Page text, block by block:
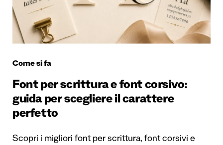
Come si fa
Font per scrittura e font corsivo:
guida per scegliere il carattere
perfetto
Scopri i migliori font per scrittura, font corsivi e